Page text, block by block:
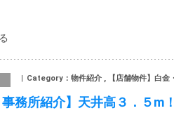
Category：物件紹介 , 【店舗物件】白金
事務所紹介】天井高３．５m